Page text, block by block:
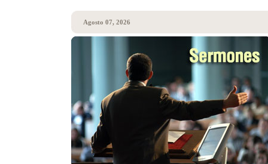
Agosto 07, 2026